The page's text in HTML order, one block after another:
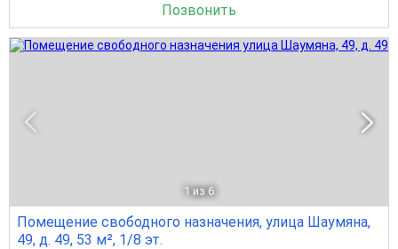
Позвонить
1 из 6
Помещение свободного назначения, улица Шаумяна,
49, д. 49, 53 м², 1/8 эт.